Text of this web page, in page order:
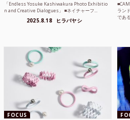
「Endless Yosuke Kashiwakura Photo Exhibitio
n and Creative Dialogues」 ■ネイチャーフ...
2025.8.18 ヒラバヤシ
ラン
であ
FOCUS